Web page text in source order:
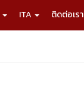
ITA ติดต่อเรา